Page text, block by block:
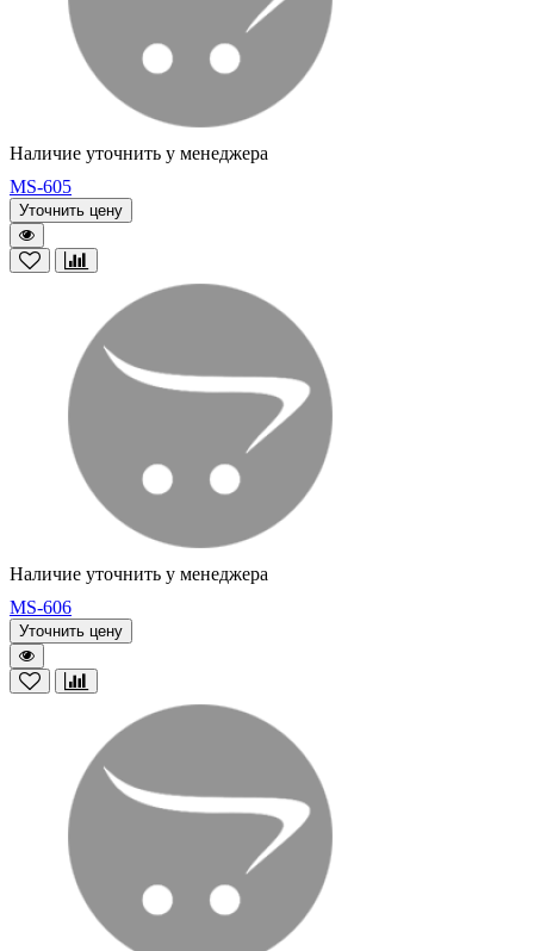
Наличие уточнить у менеджера
MS-605
Уточнить цену
Наличие уточнить у менеджера
MS-606
Уточнить цену